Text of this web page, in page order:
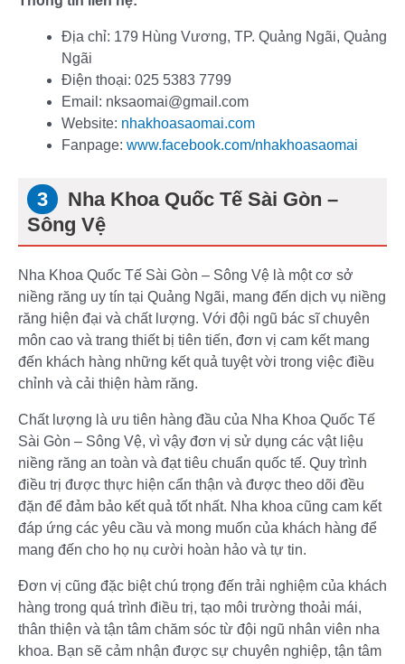
Địa chỉ: 179 Hùng Vương, TP. Quảng Ngãi, Quảng
Ngãi
Điện thoại: 025 5383 7799
Email: nksaomai@gmail.com
Website: nhakhoasaomai.com
Fanpage: www.facebook.com/nhakhoasaomai
Nha Khoa Quốc Tế Sài Gòn –
Sông Vệ
Nha Khoa Quốc Tế Sài Gòn – Sông Vệ là một cơ sở
niềng răng uy tín tại Quảng Ngãi, mang đến dịch vụ niềng
răng hiện đại và chất lượng. Với đội ngũ bác sĩ chuyên
môn cao và trang thiết bị tiên tiến, đơn vị cam kết mang
đến khách hàng những kết quả tuyệt vời trong việc điều
chỉnh và cải thiện hàm răng.
Chất lượng là ưu tiên hàng đầu của Nha Khoa Quốc Tế
Sài Gòn – Sông Vệ, vì vậy đơn vị sử dụng các vật liệu
niềng răng an toàn và đạt tiêu chuẩn quốc tế. Quy trình
điều trị được thực hiện cẩn thận và được theo dõi đều
đặn để đảm bảo kết quả tốt nhất. Nha khoa cũng cam kết
đáp ứng các yêu cầu và mong muốn của khách hàng để
mang đến cho họ nụ cười hoàn hảo và tự tin.
Đơn vị cũng đặc biệt chú trọng đến trải nghiệm của khách
hàng trong quá trình điều trị, tạo môi trường thoải mái,
thân thiện và tận tâm chăm sóc từ đội ngũ nhân viên nha
khoa. Bạn sẽ cảm nhận được sự chuyên nghiệp, tận tâm